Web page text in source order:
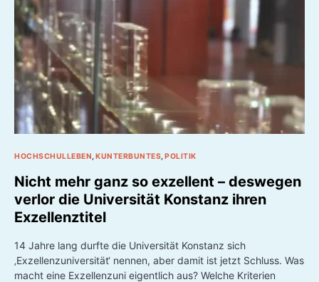
HOCHSCHULLEBEN KUNTERBUNTES POLITIK
Nicht mehr ganz so exzellent – deswegen
verlor die Universität Konstanz ihren
Exzellenztitel
14 Jahre lang durfte die Universität Konstanz sich
‚Exzellenzuniversität‘ nennen, aber damit ist jetzt Schluss. Was
macht eine Exzellenzuni eigentlich aus? Welche Kriterien